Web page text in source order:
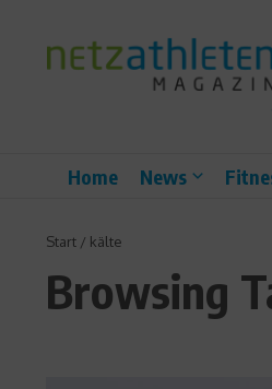
Home News
Start / kälte
Browsing